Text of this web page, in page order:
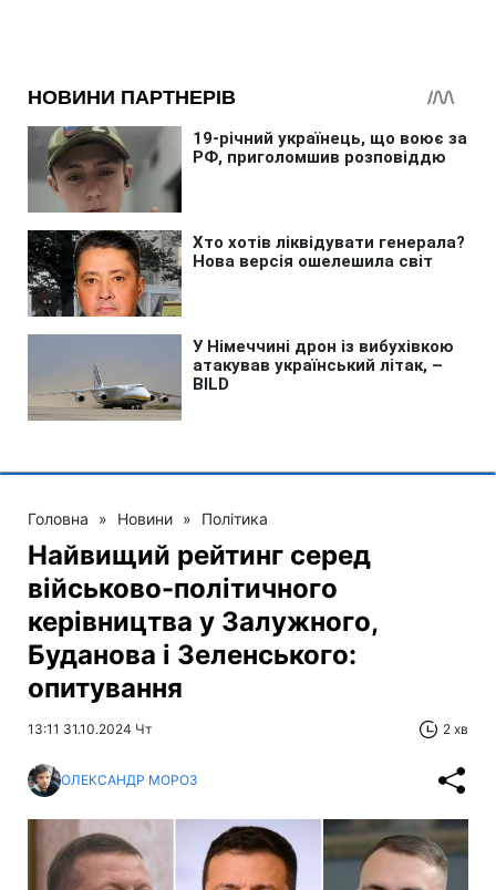
Головна » Новини » Політика
Найвищий рейтинг серед
військово-політичного
керівництва у Залужного,
Буданова і Зеленського:
опитування
13:11 31.10.2024 Чт 2 хв
ОЛЕКСАНДР МОРОЗ